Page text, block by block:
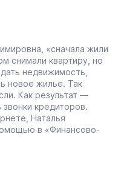
«сначала жили
снимали квартиру, но
недвижимость,
новое жилье. Так
Как результат —
звонки кредиторов.
Наталья
в «Финансово-